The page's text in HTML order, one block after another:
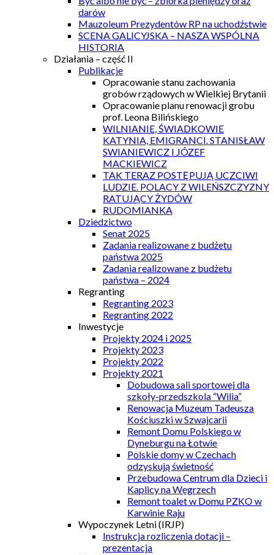
darów
Mauzoleum Prezydentów RP na uchodźstwie
SCENA GALICYJSKA – NASZA WSPÓLNA
HISTORIA
Działania – część II
Publikacje
Opracowanie stanu zachowania
grobów rządowych w Wielkiej Brytanii
Opracowanie planu renowacji grobu
prof. Leona Bilińskiego
WILNIANIE, ŚWIADKOWIE
KATYNIA, EMIGRANCI. STANISŁAW
SWIANIEWICZ I JÓZEF
MACKIEWICZ
TAK TERAZ POSTĘPUJĄ UCZCIWI
LUDZIE. POLACY Z WILEŃSZCZYZNY
RATUJĄCY ŻYDÓW
RUDOMIANKA
Dziedzictwo
Senat 2025
Zadania realizowane z budżetu
państwa 2025
Zadania realizowane z budżetu
państwa – 2024
Regranting
Regranting 2023
Regranting 2022
Inwestycje
Projekty 2024 i 2025
Projekty 2023
Projekty 2022
Projekty 2021
Dobudowa sali sportowej dla
szkoły-przedszkola “Wilia”
Renowacja Muzeum Tadeusza
Kościuszki w Szwajcarii
Remont Domu Polskiego w
Dyneburgu na Łotwie
Polskie domy w Czechach
odzyskują świetność
Przebudowa Centrum dla Dzieci i
Kaplicy na Węgrzech
Remont toalet w Domu PZKO w
Karwinie Raju
Wypoczynek Letni (IRJP)
Instrukcja rozliczenia dotacji –
prezentacja